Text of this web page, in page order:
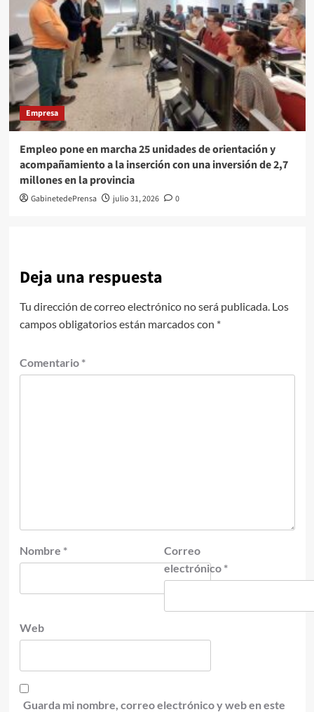
Empresa
Empleo pone en marcha 25 unidades de orientación y
acompañamiento a la inserción con una inversión de 2,7
millones en la provincia
GabinetedePrensa julio 31, 2026 0
Deja una respuesta
Tu dirección de correo electrónico no será publicada. Los
campos obligatorios están marcados con *
Comentario *
Nombre *
Correo
electrónico *
Web
Guarda mi nombre, correo electrónico y web en este